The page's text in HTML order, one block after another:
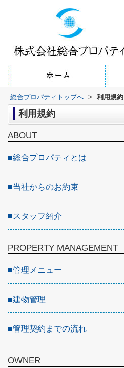
総合プロパティトップへ > 利用規約
利用規約
ABOUT
■総合プロパティとは
■当社からのお約束
■スタッフ紹介
PROPERTY MANAGEMENT
■管理メニュー
■建物管理
■管理契約までの流れ
OWNER